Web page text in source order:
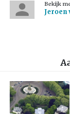
Bekijk
Jeroen